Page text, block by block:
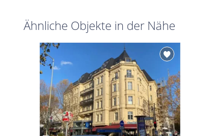
Ähnliche Objekte in der Nähe